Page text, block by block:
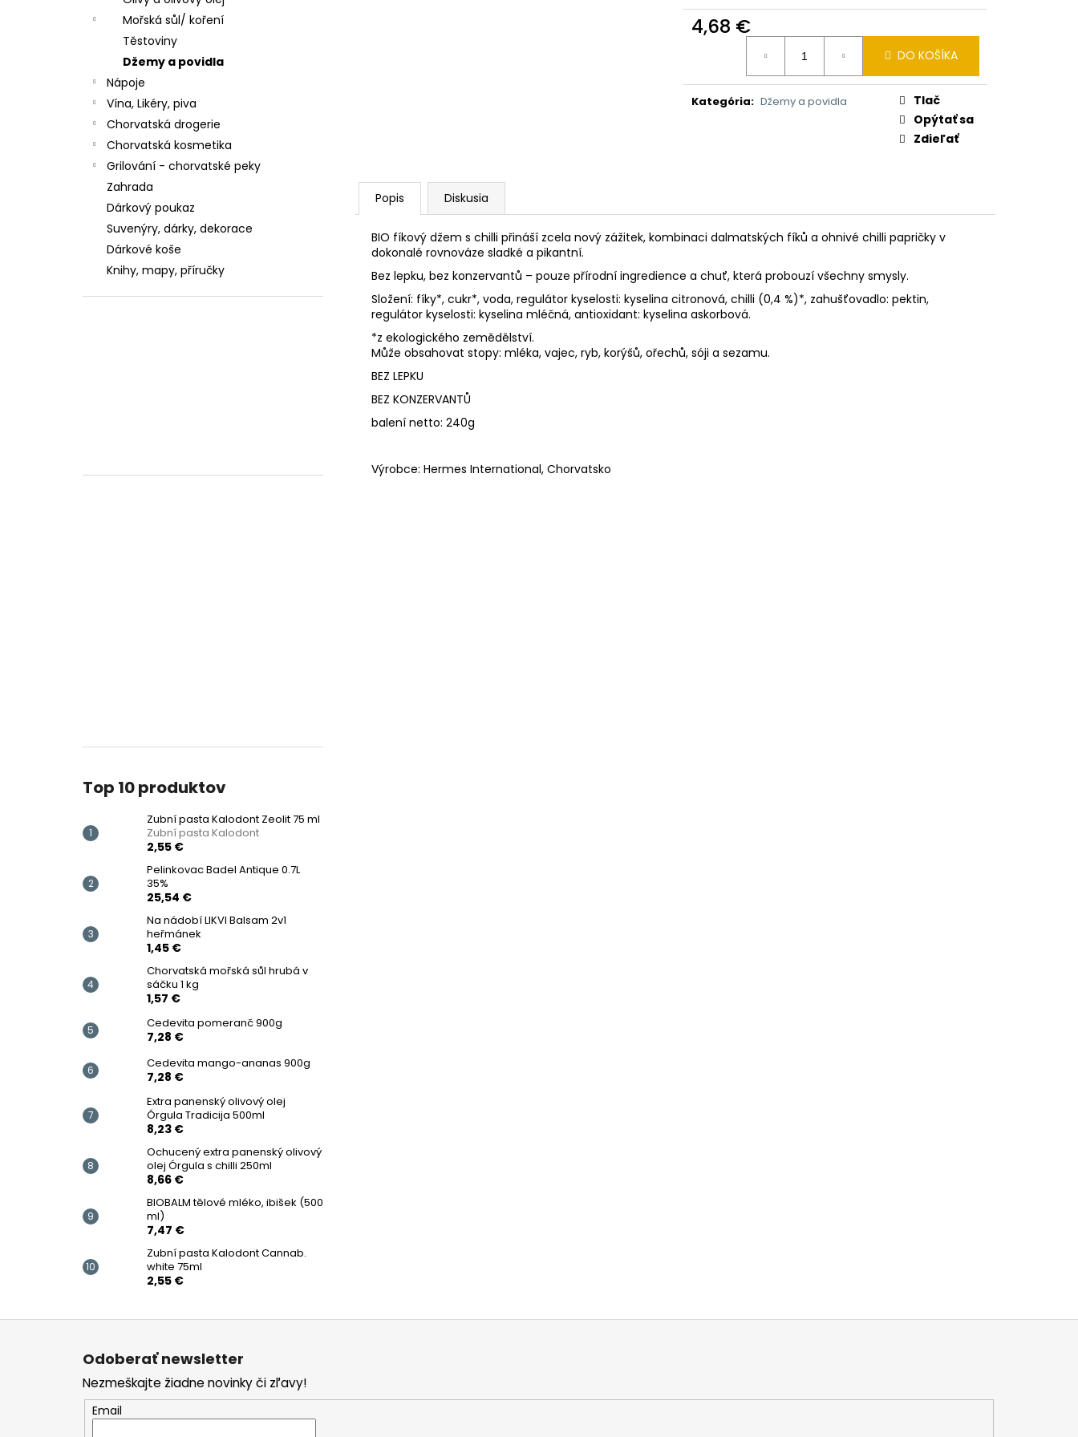
Mořská sůl/ koření
Těstoviny
Džemy a povidla
Nápoje
Vína, Likéry, piva
Chorvatská drogerie
Chorvatská kosmetika
Grilování - chorvatské peky
Zahrada
Dárkový poukaz
Suvenýry, dárky, dekorace
Dárkové koše
Knihy, mapy, příručky
Top 10 produktov
Zubní pasta Kalodont Zeolit ​​75 ml
Zubní pasta Kalodont
2,55 €
Pelinkovac Badel Antique 0.7L
35%
25,54 €
Na nádobí LIKVI Balsam 2v1
heřmánek
1,45 €
Chorvatská mořská sůl hrubá v
sáčku 1 kg
1,57 €
Cedevita pomeranč 900g
7,28 €
Cedevita mango-ananas 900g
7,28 €
Extra panenský olivový olej
Órgula Tradicija 500ml
8,23 €
Ochucený extra panenský olivový
olej Órgula s chilli 250ml
8,66 €
BIOBALM tělové mléko, ibišek (500
ml)
7,47 €
Zubní pasta Kalodont Cannab.
white 75ml
2,55 €
4,68 €
Jednotková
DO KOŠÍKA
Kategória: Džemy a povidla
Tlač
Opýtať sa
Zdieľať
Popis Diskusia
BIO fíkový džem s chilli přináší zcela nový zážitek, kombinaci dalmatských fíků a ohnivé chilli papričky v
dokonalé rovnováze sladké a pikantní.
Bez lepku, bez konzervantů – pouze přírodní ingredience a chuť, která probouzí všechny smysly.
Složení: fíky*, cukr*, voda, regulátor kyselosti: kyselina citronová, chilli (0,4 %)*, zahušťovadlo: pektin,
regulátor kyselosti: kyselina mléčná, antioxidant: kyselina askorbová.
*z ekologického zemědělství.
Může obsahovat stopy: mléka, vajec, ryb, korýšů, ořechů, sóji a sezamu.
BEZ LEPKU
BEZ KONZERVANTŮ
balení netto: 240g
Výrobce: Hermes International, Chorvatsko
ZUBNÍ PASTA KALODONT ZEOLIT ​​75 ML
ZUBNÍ PASTA KALODONT
2,55 €
Z
Odoberať newsletter
Nezmeškajte žiadne novinky či zľavy!
Email